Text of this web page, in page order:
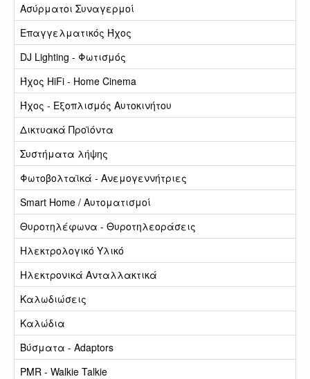
Ασύρματοι Συναγερμοί
Επαγγελματικός Ήχος
DJ Lighting - Φωτισμός
Ήχος HiFi - Home Cinema
Ήχος - Εξοπλισμός Αυτοκινήτου
Δικτυακά Προϊόντα
Συστήματα λήψης
Φωτοβολταϊκά - Ανεμογεννήτριες
Smart Home / Αυτοματισμοί
Θυροτηλέφωνα - Θυροτηλεοράσεις
Ηλεκτρολογικό Υλικό
Ηλεκτρονικά Ανταλλακτικά
Καλωδιώσεις
Καλώδια
Βύσματα - Adaptors
PMR - Walkie Talkie